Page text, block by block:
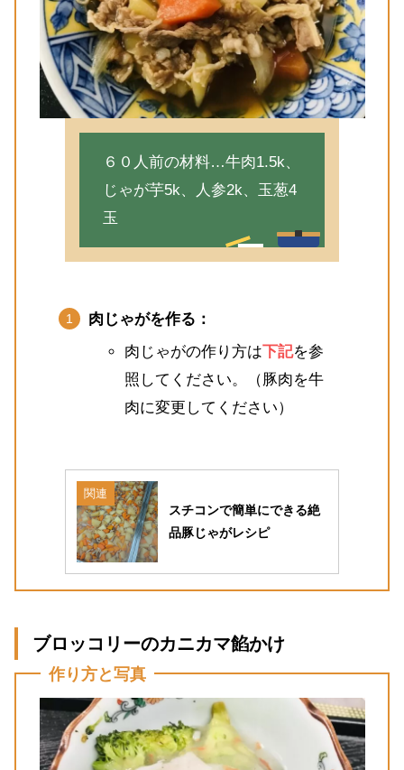
６０人前の材料…牛肉1.5k、
じゃが芋5k、人参2k、玉葱4
玉
肉じゃがを作る：
肉じゃがの作り方は下記を参
照してください。（豚肉を牛
肉に変更してください）
関連
スチコンで簡単にできる絶
品豚じゃがレシピ
ブロッコリーのカニカマ餡かけ
作り方と写真